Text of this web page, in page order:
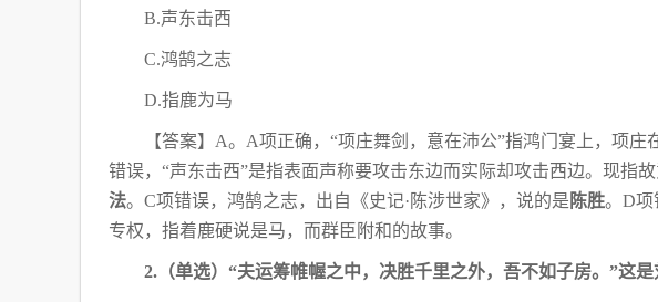
B.声东击西
C.鸿鹄之志
D.指鹿为马
【答案】 A。A项正确，“项庄舞剑，意在沛公”指鸿门宴上，项庄
错误，“声东击西”是指表面声称要攻击东边而实际却攻击西边。 现指
法。C项错误，鸿鹄之志，出自《史记·陈涉世家》，说的是 陈胜。D项
专权，指着鹿硬说是马，而群臣附和的故事。
2.（单选）“夫运筹帷幄之中，决胜千里之外，吾不如子房。”这是